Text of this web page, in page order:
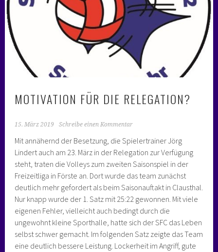
MOTIVATION FÜR DIE RELEGATION?
15. März 2019 Schreibe einen Kommentar
Mit annähernd der Besetzung, die Spielertrainer Jörg
Lindert auch am 23. März in der Relegation zur Verfügung
steht, traten die Volleys zum zweiten Saisonspiel in der
Freizeitliga in Förste an. Dort wurde das team zunächst
deutlich mehr gefordert als beim Saisonauftakt in Clausthal.
Nur knapp wurde der 1. Satz mit 25:22 gewonnen. Mit viele
eigenen Fehler, vielleicht auch bedingt durch die
ungewohnt kleine Sporthalle, hatte sich der SFC das Leben
selbst schwer gemacht. Im folgenden Satz zeigte das Team
eine deutlich bessere Leistung. Lockerheit im Angriff, gute